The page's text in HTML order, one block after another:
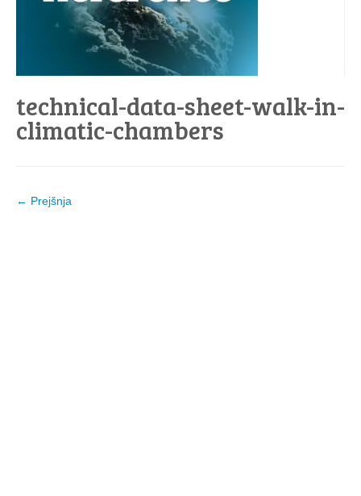
technical-data-sheet-walk-in-
climatic-chambers
← Prejšnja